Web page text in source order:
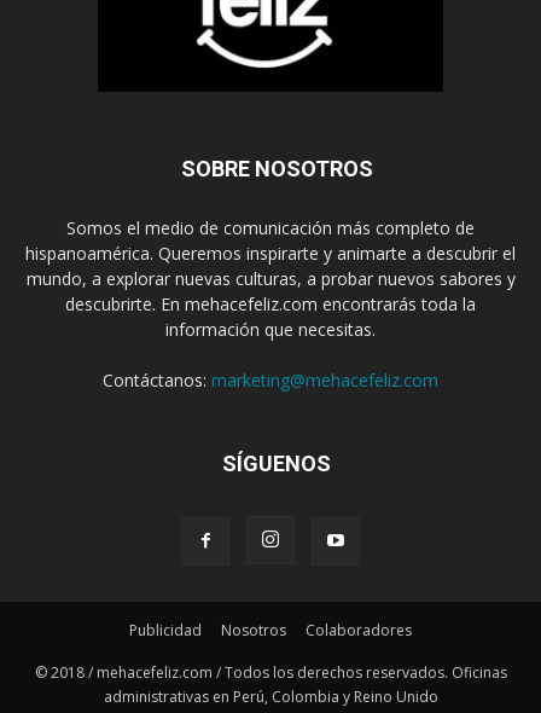
SOBRE NOSOTROS
Somos el medio de comunicación más completo de
hispanoamérica. Queremos inspirarte y animarte a descubrir el
mundo, a explorar nuevas culturas, a probar nuevos sabores y
descubrirte. En mehacefeliz.com encontrarás toda la
información que necesitas.
Contáctanos: marketing@mehacefeliz.com
SÍGUENOS
Publicidad Nosotros Colaboradores
© 2018 / mehacefeliz.com / Todos los derechos reservados. Oficinas
administrativas en Perú, Colombia y Reino Unido